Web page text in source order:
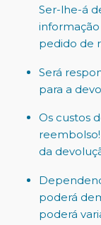
Ser-lhe-á
pedido de
Será
para a
Os custos
da
poderá
poderá